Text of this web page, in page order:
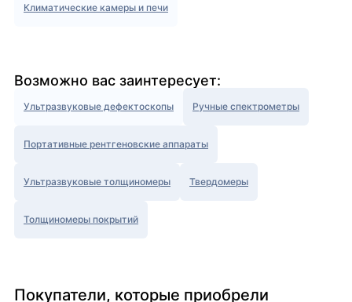
Климатические камеры и печи
Возможно вас заинтересует:
Ультразвуковые дефектоскопы Ручные спектрометры
Портативные рентгеновские аппараты
Ультразвуковые толщиномеры Твердомеры
Толщиномеры покрытий
Покупатели, которые приобрели